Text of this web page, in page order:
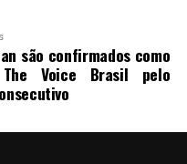
são confirmados como
Voice Brasil pelo